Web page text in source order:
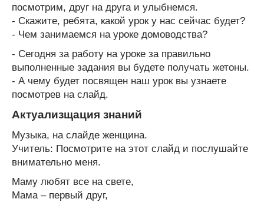
посмотрим, друг на друга и улыбнемся.
- Скажите, ребята, какой урок у нас сейчас будет?
- Чем занимаемся на уроке домоводства?
- Сегодня за работу на уроке за правильно
выполненные задания вы будете получать жетоны.
- А чему будет посвящен наш урок вы узнаете
посмотрев на слайд.
Актуализщация знаний
Музыка, на слайде женщина.
Учитель: Посмотрите на этот слайд и послушайте
внимательно меня.
Маму любят все на свете,
Мама – первый друг,